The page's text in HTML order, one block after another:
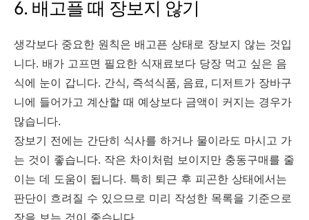
6. 배고플 때 장보지 않기
생각보다 중요한 원칙은 배고픈 상태로 장보지 않는 것입
니다. 배가 고프면 필요한 식재료보다 당장 먹고 싶은 음
식에 눈이 갑니다. 간식, 즉석식품, 음료, 디저트가 장바구
니에 들어가고 계산할 때 예상보다 금액이 커지는 경우가
많습니다.
장보기 전에는 간단히 식사를 하거나 물이라도 마시고 가
는 것이 좋습니다. 작은 차이처럼 보이지만 충동구매를 줄
이는 데 도움이 됩니다. 특히 퇴근 후 피곤한 상태에서는
판단이 흐려질 수 있으므로 미리 작성한 목록을 기준으로